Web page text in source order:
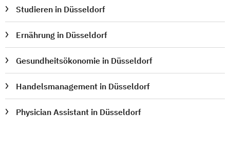
Studieren in Düsseldorf
Ernährung in Düsseldorf
Gesundheitsökonomie in Düsseldorf
Handelsmanagement in Düsseldorf
Physician Assistant in Düsseldorf